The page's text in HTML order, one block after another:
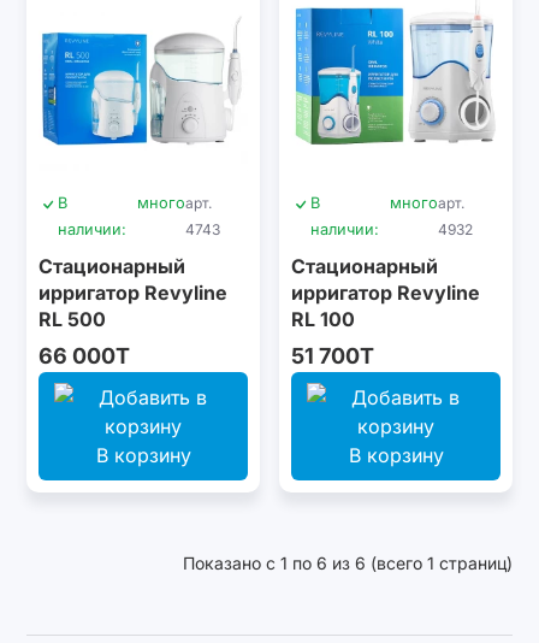
В
наличии:
многоарт.
4743
Стационарный
ирригатор Revyline
RL 500
66 000T
В корзину
В
наличии:
многоарт.
4932
Стационарный
ирригатор Revyline
RL 100
51 700T
В корзину
Показано с 1 по 6 из 6 (всего 1 страниц)